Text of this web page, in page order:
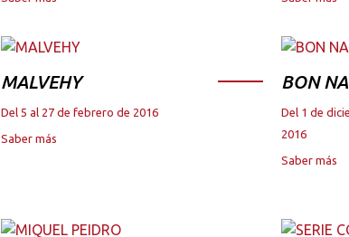
MALVEHY
Del 5 al 27 de febrero de 2016
Saber más
BON
Del 1 de
2016
Saber más